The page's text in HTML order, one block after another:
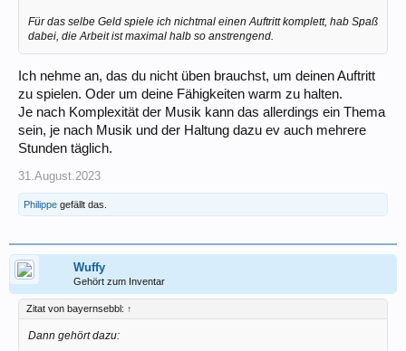
Für das selbe Geld spiele ich nichtmal einen Auftritt komplett, hab Spaß
dabei, die Arbeit ist maximal halb so anstrengend.
Ich nehme an, das du nicht üben brauchst, um deinen Auftritt
zu spielen. Oder um deine Fähigkeiten warm zu halten.
Je nach Komplexität der Musik kann das allerdings ein Thema
sein, je nach Musik und der Haltung dazu ev auch mehrere
Stunden täglich.
31.August.2023
Philippe gefällt das.
Wuffy
Gehört zum Inventar
Zitat von bayernsebbl: ↑
Dann gehört dazu: